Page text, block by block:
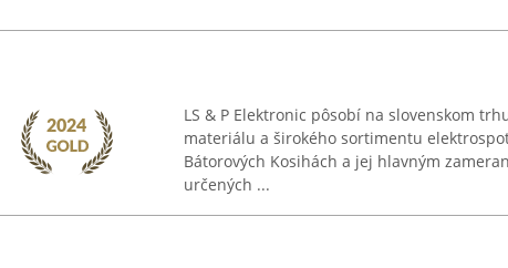
LS & P Elektronic pôsobí na slovenskom
materiálu a širokého sortimentu
Bátorových Kosihách a jej hlavným
určených ...